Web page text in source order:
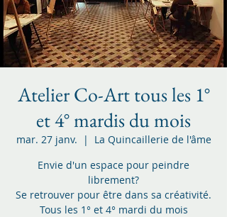
Atelier Co-Art tous les 1°
et 4° mardis du mois
mar. 27 janv.
  |
La Quincaillerie de l'âme
Envie d'un espace pour peindre
librement?
Se retrouver pour être dans sa créativité.
Tous les 1° et 4° mardi du mois